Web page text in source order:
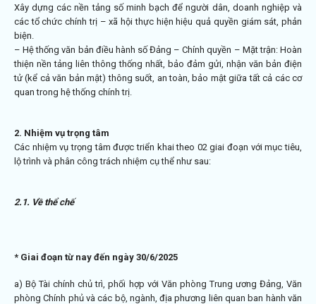
Xây dựng các nền tảng số minh bạch để người dân, doanh nghiệp và
các tổ chức chính trị – xã hội thực hiện hiệu quả quyền giám sát, phản
biện.
– Hệ thống văn bản điều hành số Đảng – Chính quyền – Mặt trận: Hoàn
thiện nền tảng liên thông thống nhất, bảo đảm gửi, nhận văn bản điện
tử (kể cả văn bản mật) thông suốt, an toàn, bảo mật giữa tất cả các cơ
quan trong hệ thống chính trị.
2. Nhiệm vụ trọng tâm
Các nhiệm vụ trọng tâm được triển khai theo 02 giai đoạn với mục tiêu,
lộ trình và phân công trách nhiệm cụ thể như sau:
2.1. Về thể chế
* Giai đoạn từ nay đến ngày 30/6/2025
a) Bộ Tài chính chủ trì, phối hợp với Văn phòng Trung ương Đảng, Văn
phòng Chính phủ và các bộ, ngành, địa phương liên quan ban hành văn